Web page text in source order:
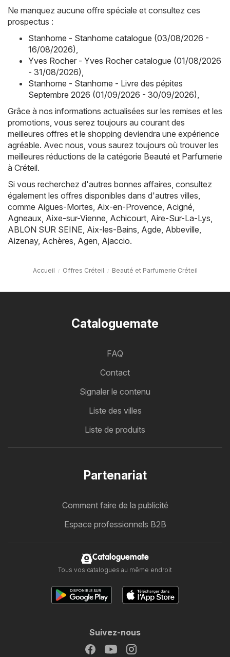
Ne manquez aucune offre spéciale et consultez ces
prospectus :
Stanhome - Stanhome catalogue (03/08/2026 -
16/08/2026),
Yves Rocher - Yves Rocher catalogue (01/08/2026
- 31/08/2026),
Stanhome - Stanhome - Livre des pépites
Septembre 2026 (01/09/2026 - 30/09/2026),
Grâce à nos informations actualisées sur les remises et les
promotions, vous serez toujours au courant des
meilleures offres et le shopping deviendra une expérience
agréable. Avec nous, vous saurez toujours où trouver les
meilleures réductions de la catégorie Beauté et Parfumerie
à Créteil.
Si vous recherchez d'autres bonnes affaires, consultez
également les offres disponibles dans d'autres villes,
comme Aigues-Mortes, Aix-en-Provence, Acigné,
Agneaux, Aixe-sur-Vienne, Achicourt, Aire-Sur-La-Lys,
ABLON SUR SEINE, Aix-les-Bains, Agde, Abbeville,
Aizenay, Achères, Agen, Ajaccio.
Accueil Offres Créteil Beauté et Parfumerie Créteil
Cataloguemate
FAQ
Contact
Signaler le contenu
Liste des villes
Liste de produits
Partenariat
Comment faire de la publicité
Espace professionnels B2B
Cataloguemate
Tous vos catalogues au même endroit
Suivez-nous